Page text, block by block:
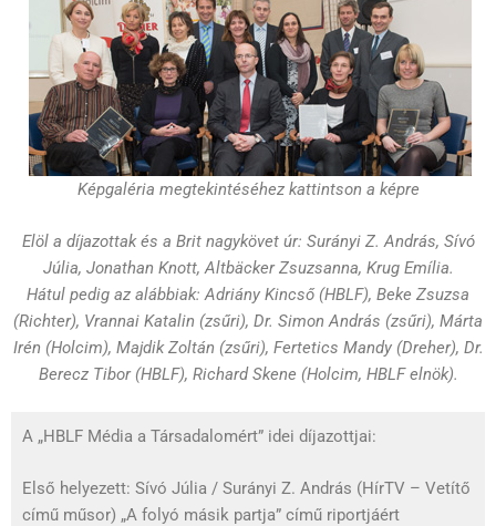
Képgaléria megtekintéséhez kattintson a képre
Elöl a díjazottak és a Brit nagykövet úr: Surányi Z. András, Sívó
Júlia, Jonathan Knott, Altbäcker Zsuzsanna, Krug Emília.
Hátul pedig az alábbiak: Adriány Kincső (HBLF), Beke Zsuzsa
(Richter), Vrannai Katalin (zsűri), Dr. Simon András (zsűri), Márta
Irén (Holcim), Majdik Zoltán (zsűri), Fertetics Mandy (Dreher), Dr.
Berecz Tibor (HBLF), Richard Skene (Holcim, HBLF elnök).
A „HBLF Média a Társadalomért” idei díjazottjai:
Első helyezett: Sívó Júlia / Surányi Z. András (HírTV – Vetítő
című műsor) „A folyó másik partja” című riportjáért